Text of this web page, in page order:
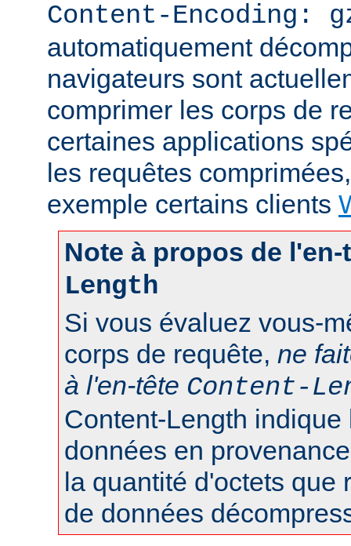
Content-Encoding:
automatiquement
navigateurs sont
comprimer les corps de
certaines applications
les requêtes
exemple certains clients
Note à propos de
Length
Si vous évaluez vous-
corps de requête, ne
à l'en-tête Content-
Content-Length
données en
la quantité d'octets que
de données